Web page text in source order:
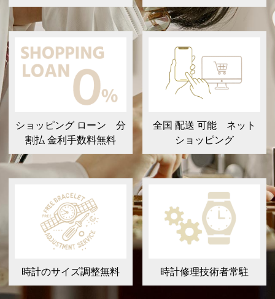
ショッピング ローン 分
割払 金利手数料無料
全国 配送 可能 ネット
ショッピング
時計のサイズ調整無料 時計修理技術者常駐